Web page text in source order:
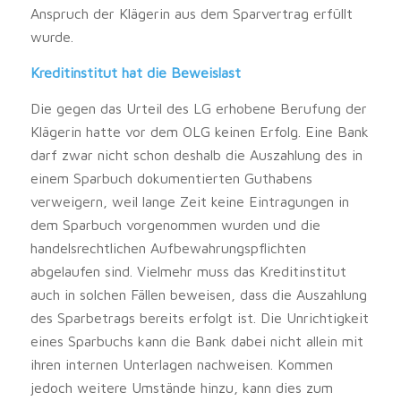
Anspruch der Klägerin aus dem Sparvertrag erfüllt
wurde.
Kreditinstitut hat die Beweislast
Die gegen das Urteil des LG erhobene Berufung der
Klägerin hatte vor dem OLG keinen Erfolg. Eine Bank
darf zwar nicht schon deshalb die Auszahlung des in
einem Sparbuch dokumentierten Guthabens
verweigern, weil lange Zeit keine Eintragungen in
dem Sparbuch vorgenommen wurden und die
handelsrechtlichen Aufbewahrungspflichten
abgelaufen sind. Vielmehr muss das Kreditinstitut
auch in solchen Fällen beweisen, dass die Auszahlung
des Sparbetrags bereits erfolgt ist. Die Unrichtigkeit
eines Sparbuchs kann die Bank dabei nicht allein mit
ihren internen Unterlagen nachweisen. Kommen
jedoch weitere Umstände hinzu, kann dies zum